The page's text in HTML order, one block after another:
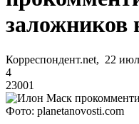
заложников
Корреспондент.net, 22
4
23001
Фото: planetanovosti.com